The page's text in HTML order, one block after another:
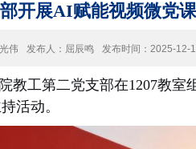
开展AI赋能视频微党
伟 发布人：屈辰鸣 发布时间：2025-12-
工第二党支部在1207教
活动。